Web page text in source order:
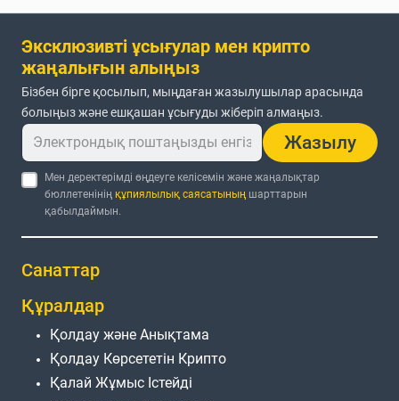
Эксклюзивті ұсығулар мен крипто
жаңалығын алыңыз
Бізбен бірге қосылып, мыңдаған жазылушылар арасында
болыңыз және ешқашан ұсығуды жіберіп алмаңыз.
Жазылу
Мен деректерімді өңдеуге келісемін және жаңалықтар
бюллетенінің құпиялылық саясатының шарттарын
қабылдаймын.
Санаттар
Құралдар
Қолдау және Анықтама
Қолдау Көрсететін Крипто
Қалай Жұмыс Істейді